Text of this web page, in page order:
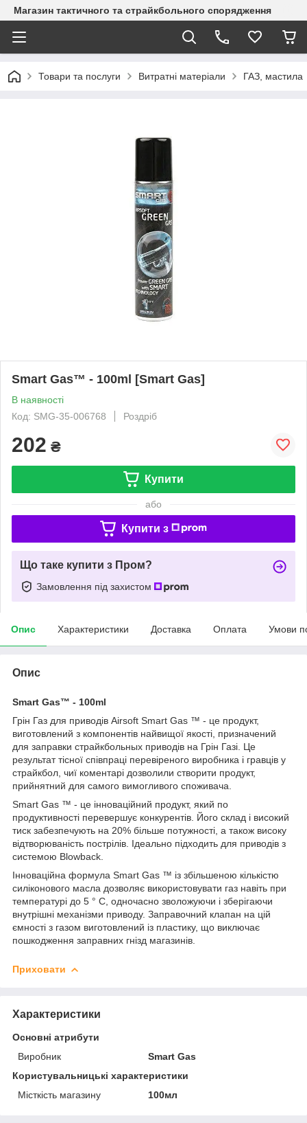
Магазин тактичного та страйкбольного спорядження
Товари та послуги Витратні матеріали ГАЗ, мастила
Smart Gas™ - 100ml [Smart Gas]
В наявності
Код: SMG-35-006768
Роздріб
202 ₴
Купити
або
Купити з
Що таке купити з Пром?
Замовлення під захистом
Опис Характеристики Доставка Оплата Умови
Опис
Smart Gas™ - 100ml
Грін Газ для приводів Airsoft Smart Gas ™ - це продукт,
виготовлений з компонентів найвищої якості, призначений
для заправки страйкбольных приводів на Грін Газі. Це
результат тісної співпраці перевіреного виробника і гравців у
страйкбол, чиї коментарі дозволили створити продукт,
прийнятний для самого вимогливого споживача.
Smart Gas ™ - це інноваційний продукт, який по
продуктивності перевершує конкурентів. Його склад і високий
тиск забезпечують на 20% більше потужності, а також високу
відтворюваність пострілів. Ідеально підходить для приводів з
системою Blowback.
Інноваційна формула Smart Gas ™ із збільшеною кількістю
силіконового масла дозволяє використовувати газ навіть при
температурі до 5 ° C, одночасно зволожуючи і зберігаючи
внутрішні механізми приводу. Заправочний клапан на цій
ємності з газом виготовлений із пластику, що виключає
пошкодження заправних гнізд магазинів.
Приховати
Характеристики
Основні атрибути
Виробник
Smart Gas
Користувальницькі характеристики
Місткість магазину
100мл